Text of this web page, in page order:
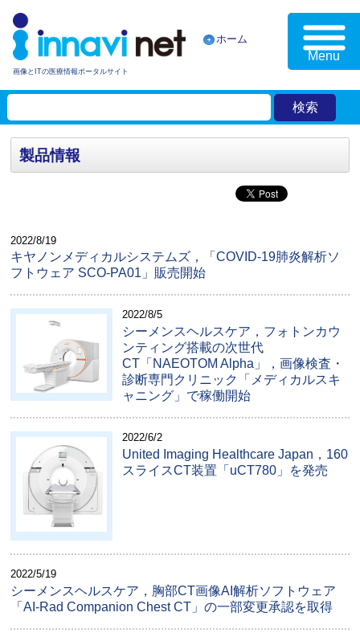
画像とITの医療情報ポータルサイト
ホーム
Menu
製品情報
2022/8/19
キヤノンメディカルシステムズ，「COVID-19肺炎解析ソ
フトウェア SCO-PA01」販売開始
2022/8/5
シーメンスヘルスケア，フォトンカウ
ンティング搭載の次世代
CT「NAEOTOM Alpha」，画像検査・
診断専門クリニック「メディカルスキ
ャニング」で稼働開始
2022/6/2
United Imaging Healthcare Japan，160
スライスCT装置「uCT780」を発売
2022/5/19
シーメンスヘルスケア，胸部CT画像AI解析ソフトウェア
「AI-Rad Companion Chest CT」の一部変更承認を取得